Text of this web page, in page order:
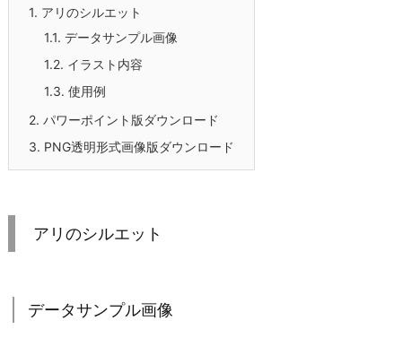
1. アリのシルエット
1.1. データサンプル画像
1.2. イラスト内容
1.3. 使用例
2. パワーポイント版ダウンロード
3. PNG透明形式画像版ダウンロード
アリのシルエット
データサンプル画像